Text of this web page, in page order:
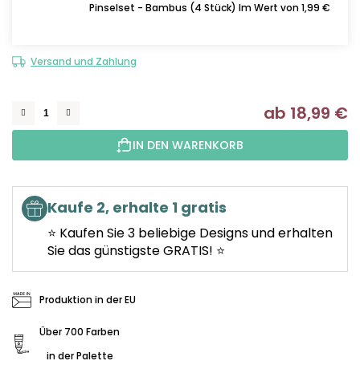
Pinselset - Bambus (4 Stück) Im Wert von 1,99 €
Versand und Zahlung
ab 18,99 €
IN DEN WARENKORB
Kaufe 2, erhalte 1 gratis
⭐ Kaufen Sie 3 beliebige Designs und erhalten
Sie das günstigste GRATIS! ⭐
Produktion in der EU
Über 700 Farben
in der Palette